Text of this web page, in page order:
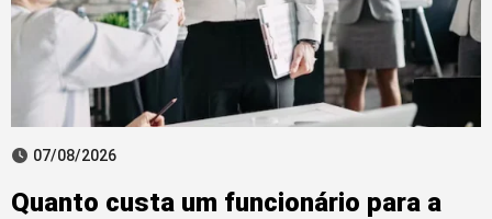
07/08/2026
Quanto custa um funcionário para a